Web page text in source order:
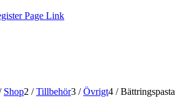
Page Link
Shop2 / Tillbehör3 / Övrigt4 / Bättringspasta